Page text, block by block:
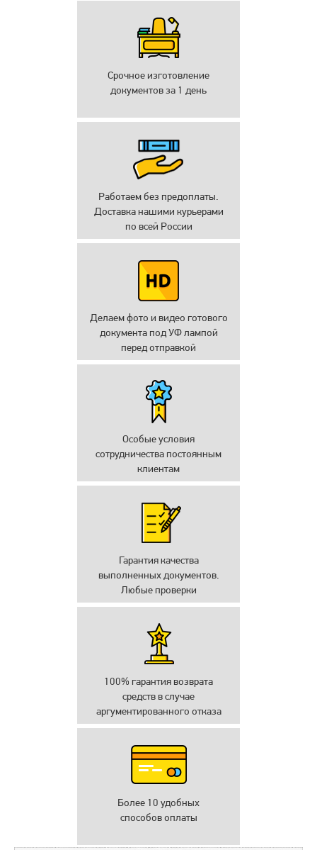
Срочное изготовление
документов за 1 день
Работаем без предоплаты.
Доставка нашими курьерами
по всей России
Делаем фото и видео готового
документа под УФ лампой
перед отправкой
Особые условия
сотрудничества постоянным
клиентам
Гарантия качества
выполненных документов.
Любые проверки
100% гарантия возврата
средств в случае
аргументированного отказа
Более 10 удобных
способов оплаты